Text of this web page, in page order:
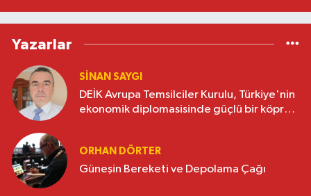
Yazarlar
SINAN SAYGI
DEİK Avrupa Temsilciler Kurulu, Türkiye'nin
ekonomik diplomasisinde güçlü bir köprü
ORHAN DÖRTER
Güneşin Bereketi ve Depolama Çağı